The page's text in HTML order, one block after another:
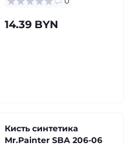
14.39 BYN
Кисть синтетика
Mr.Painter SBA 206-06